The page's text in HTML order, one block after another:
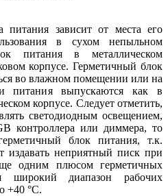
питания зависит от места его
в сухом непыльном
питания в металлическом
корпусе. Герметичный блок
во влажном помещении или на
питания выпускаются как в
корпусе. Следует отметить,
светодиодным освещением,
контроллера или диммера, то
блок питания, т.к.
издавать неприятный писк при
одним плюсом герметичных
широкий диапазон рабочих
+40 °C.